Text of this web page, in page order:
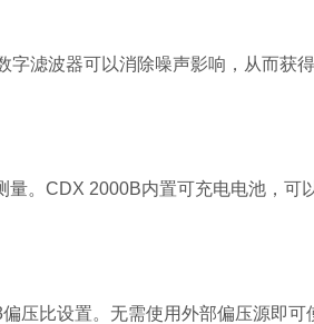
滤波器可以消除噪声影响，从而获
。CDX 2000B内置可充电电池，可
压比设置。无需使用外部偏压源即可